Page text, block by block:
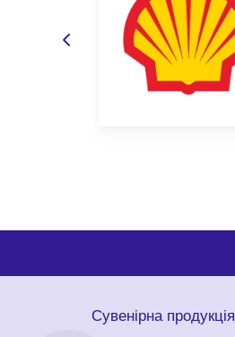
Сувенірна продукція